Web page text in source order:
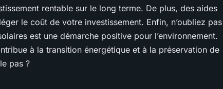
rentable sur le long terme. De plus, des aides
le coût de votre investissement. Enfin, n’oubliez pas
est une démarche positive pour l’environnement.
à la transition énergétique et à la préservation de
pas ?